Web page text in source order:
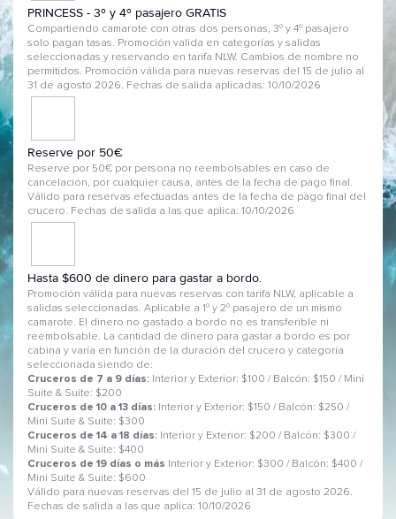
PRINCESS - 3º y 4º pasajero GRATIS
Compartiendo camarote con otras dos personas, 3º y 4º pasajero
solo pagan tasas. Promoción valida en categorías y salidas
seleccionadas y reservando en tarifa NLW. Cambios de nombre no
permitidos. Promoción válida para nuevas reservas del 15 de julio al
31 de agosto 2026. Fechas de salida aplicadas: 10/10/2026
Reserve por 50€
Reserve por 50€ por persona no reembolsables en caso de
cancelación, por cualquier causa, antes de la fecha de pago final.
Válido para reservas efectuadas antes de la fecha de pago final del
crucero. Fechas de salida a las que aplica: 10/10/2026
Hasta $600 de dinero para gastar a bordo.
Promoción válida para nuevas reservas con tarifa NLW, aplicable a
salidas seleccionadas. Aplicable a 1º y 2º pasajero de un mismo
camarote. El dinero no gastado a bordo no es transferible ni
reembolsable. La cantidad de dinero para gastar a bordo es por
cabina y varía en función de la duración del crucero y categoría
seleccionada siendo de:
Cruceros de 7 a 9 días: Interior y Exterior: $100 / Balcón: $150 / Mini
Suite & Suite: $200
Cruceros de 10 a 13 días: Interior y Exterior: $150 / Balcón: $250 /
Mini Suite & Suite: $300
Cruceros de 14 a 18 días: Interior y Exterior: $200 / Balcón: $300 /
Mini Suite & Suite: $400
Cruceros de 19 días o más
Interior y Exterior: $300 / Balcón: $400 /
Mini Suite & Suite: $600
Válido para nuevas reservas del 15 de julio al 31 de agosto 2026.
Fechas de salida a las que aplica: 10/10/2026